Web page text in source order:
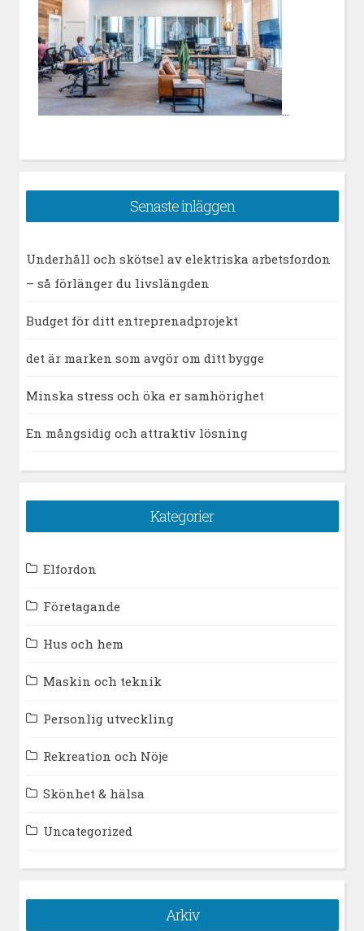
…
Senaste inläggen
Underhåll och skötsel av elektriska arbetsfordon
– så förlänger du livslängden
Budget för ditt entreprenadprojekt
det är marken som avgör om ditt bygge
Minska stress och öka er samhörighet
En mångsidig och attraktiv lösning
Kategorier
Elfordon
Företagande
Hus och hem
Maskin och teknik
Personlig utveckling
Rekreation och Nöje
Skönhet & hälsa
Uncategorized
Arkiv